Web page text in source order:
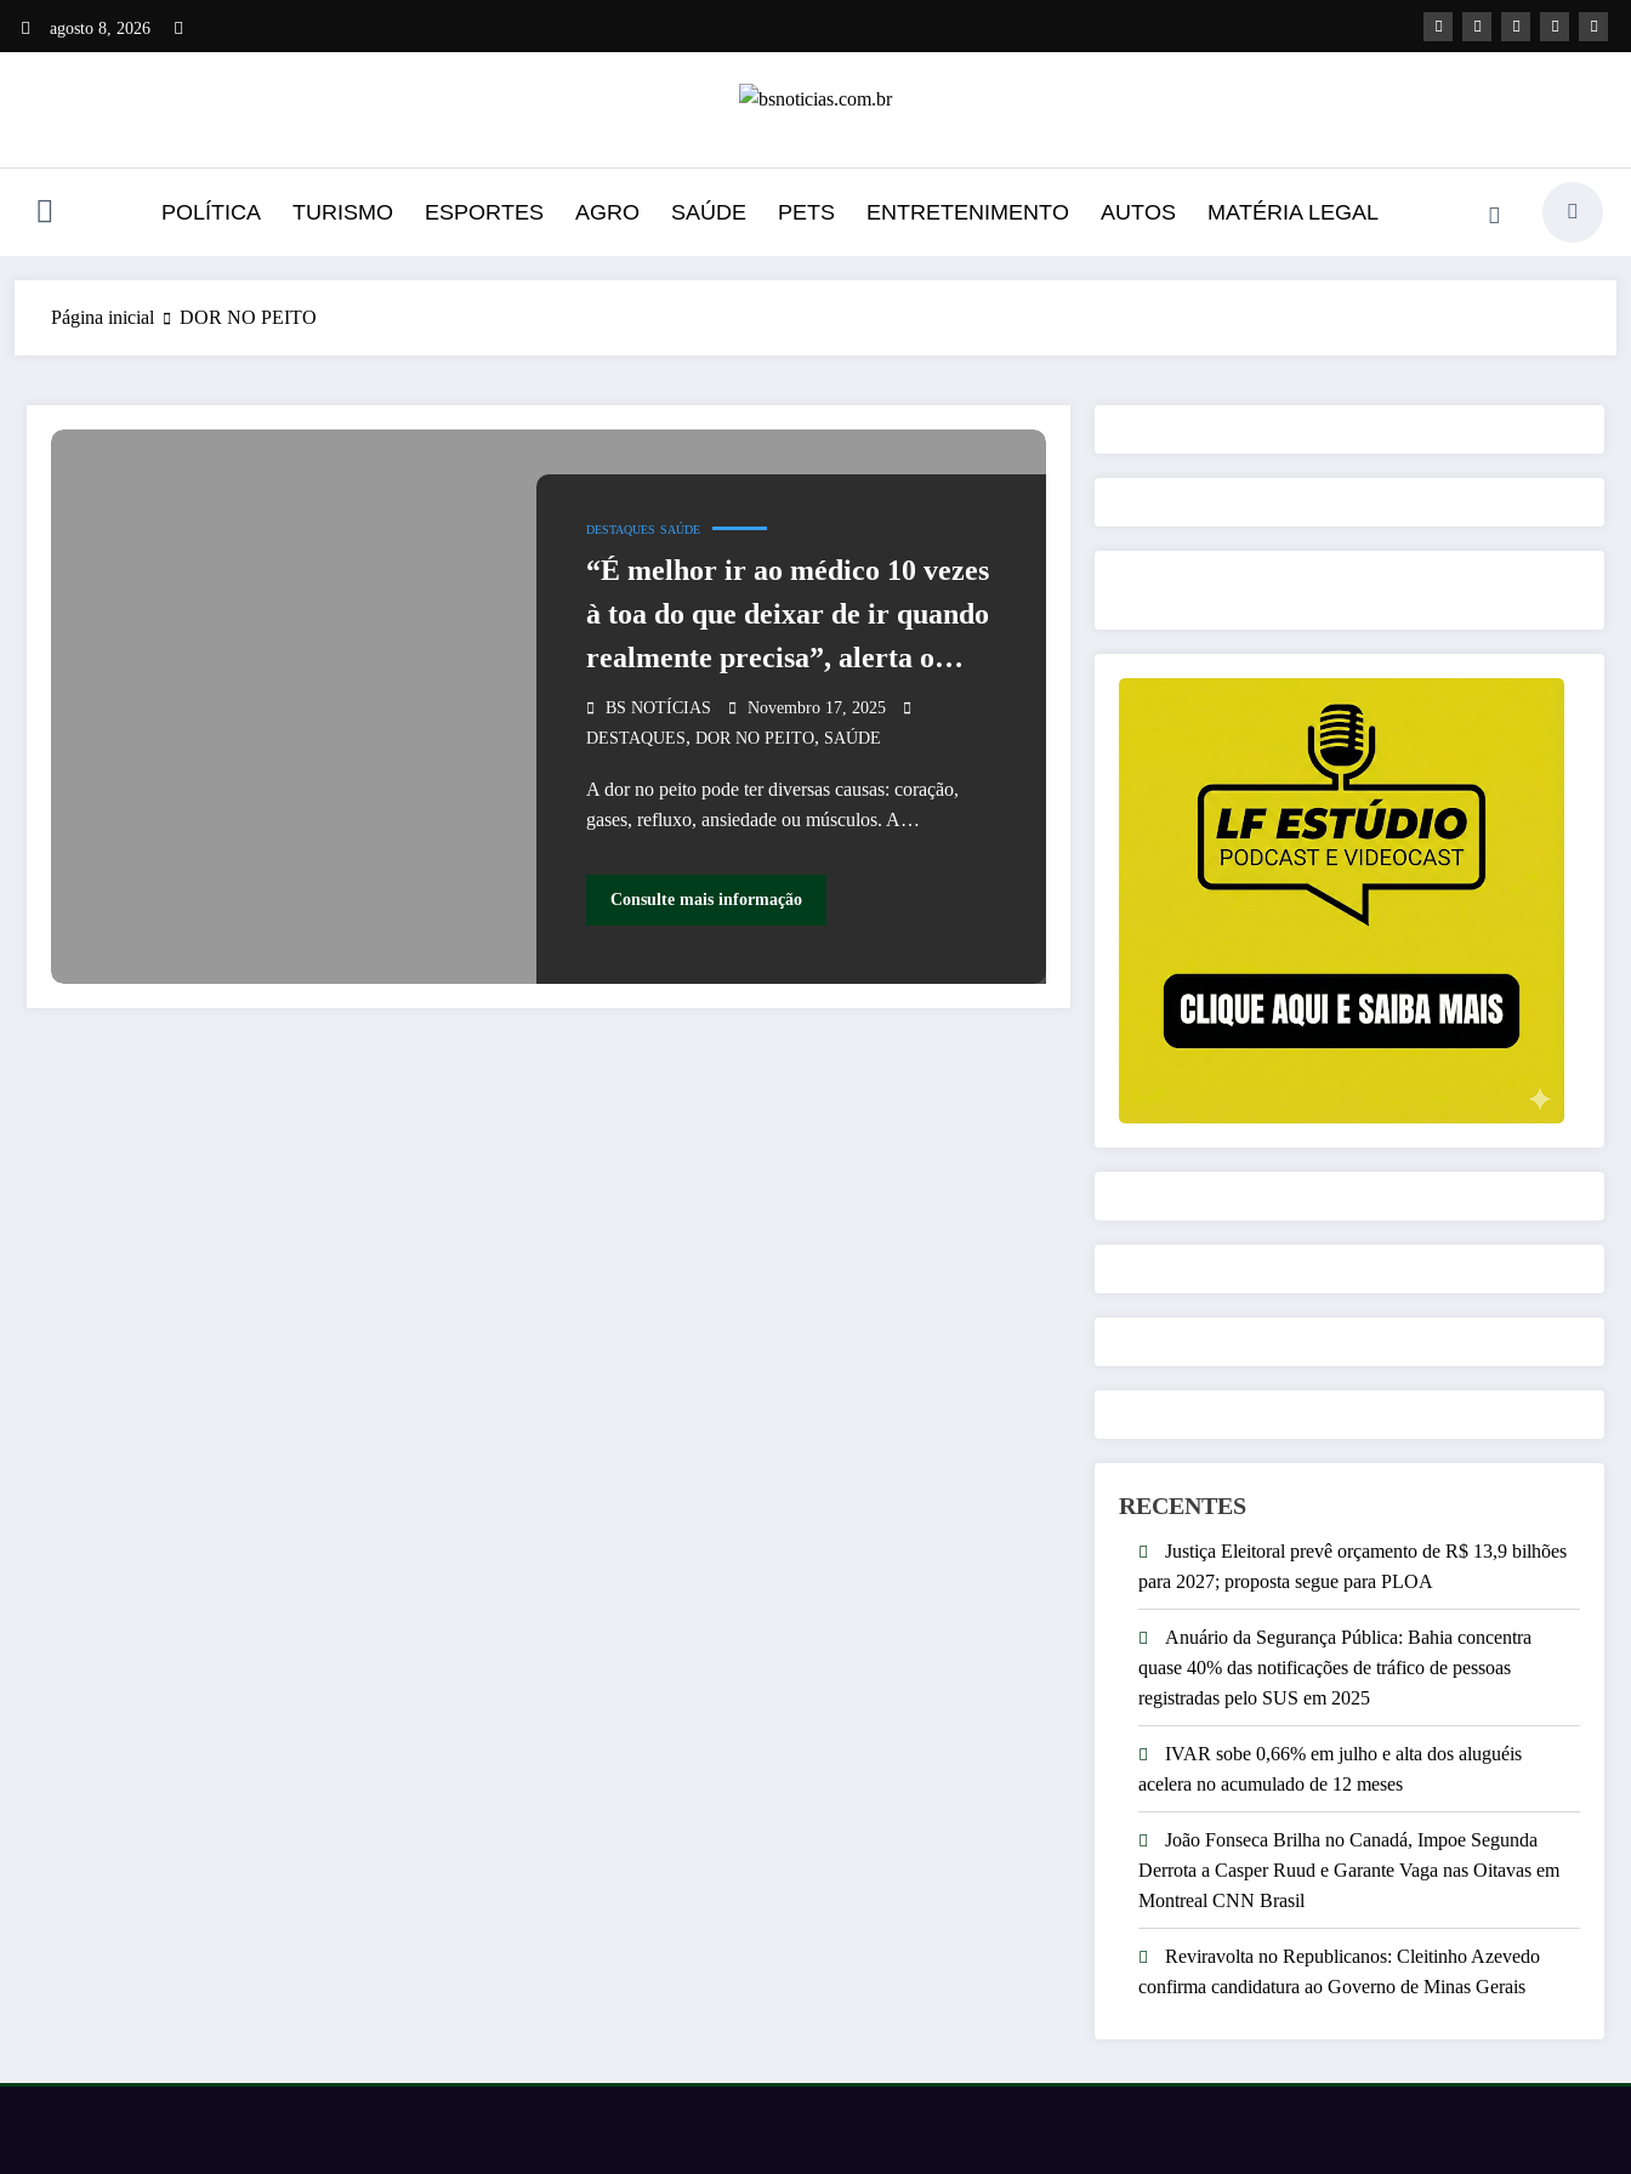
agosto 8, 2026
POLÍTICA TURISMO ESPORTES AGRO SAÚDE PETS ENTRETENIMENTO AUTOS MATÉRIA LEGAL
Página inicial DOR NO PEITO
DESTAQUES SAÚDE
“É melhor ir ao médico 10 vezes
à toa do que deixar de ir quando
realmente precisa”, alerta o
cardiologista Dr. Bruno Mioto
(CRM 112.007/SP | RQE: 89.316
e 89.317).
BS NOTÍCIAS
Novembro 17, 2025
DESTAQUES, DOR NO PEITO, SAÚDE
A dor no peito pode ter diversas causas: coração,
gases, refluxo, ansiedade ou músculos. A…
Consulte mais informação
RECENTES
Justiça Eleitoral prevê orçamento de R$ 13,9 bilhões
para 2027; proposta segue para PLOA
Anuário da Segurança Pública: Bahia concentra
quase 40% das notificações de tráfico de pessoas
registradas pelo SUS em 2025
IVAR sobe 0,66% em julho e alta dos aluguéis
acelera no acumulado de 12 meses
João Fonseca Brilha no Canadá, Impoe Segunda
Derrota a Casper Ruud e Garante Vaga nas Oitavas em
Montreal CNN Brasil
Reviravolta no Republicanos: Cleitinho Azevedo
confirma candidatura ao Governo de Minas Gerais